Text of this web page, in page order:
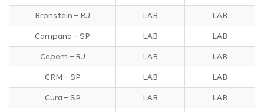
Bronstein – RJ LAB LAB
Campana – SP LAB LAB
Cepem – RJ LAB LAB
CRM – SP LAB LAB
Cura – SP LAB LAB